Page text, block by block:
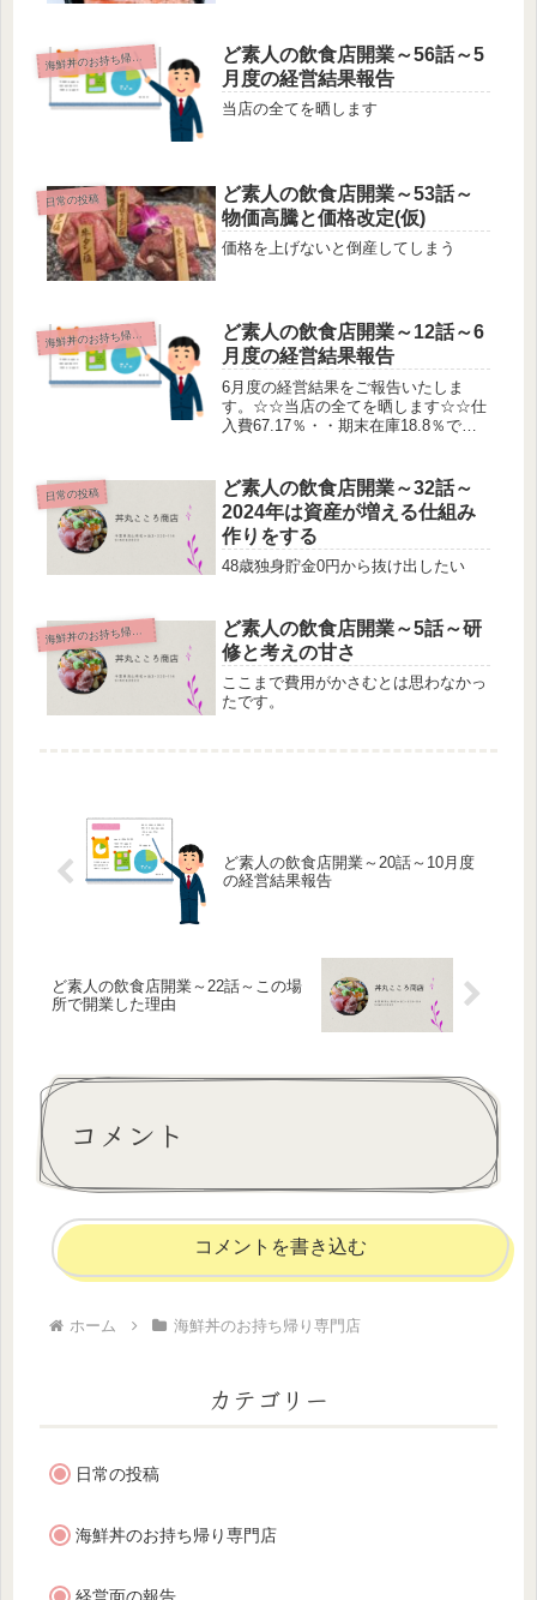
海鮮丼のお持ち帰り専門店
ど素人の飲食店開業～56話～5
月度の経営結果報告
当店の全てを晒します
日常の投稿
ど素人の飲食店開業～53話～
物価高騰と価格改定(仮)
価格を上げないと倒産してしまう
海鮮丼のお持ち帰り専門店
ど素人の飲食店開業～12話～6
月度の経営結果報告
6月度の経営結果をご報告いたしま
す。☆☆当店の全てを晒します☆☆仕
入費67.17％・・期末在庫18.8％でし
21.11％5月が3日間の営業に対して
196％の仕入費を行った...
日常の投稿
ど素人の飲食店開業～32話～
2024年は資産が増える仕組み
作りをする
48歳独身貯金0円から抜け出したい
海鮮丼のお持ち帰り専門店
ど素人の飲食店開業～5話～研
修と考えの甘さ
ここまで費用がかさむとは思わなかっ
たです。
ど素人の飲食店開業～20話～10月度
の経営結果報告
ど素人の飲食店開業～22話～この場
所で開業した理由
コメント
コメントを書き込む
ホーム 海鮮丼のお持ち帰り専門店
カテゴリー
日常の投稿
海鮮丼のお持ち帰り専門店